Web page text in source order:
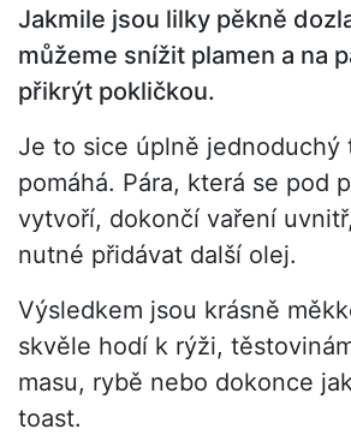
Jakmile jsou lilky pěkně
můžeme snížit plamen a na
přikrýt pokličkou.
Je to sice úplně jednoduchý
pomáhá. Pára, která se pod
vytvoří, dokončí vaření
nutné přidávat další olej.
Výsledkem jsou krásně
skvěle hodí k rýži,
masu, rybě nebo dokonce
toast.